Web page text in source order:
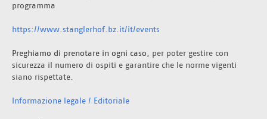
programma
https://www.stanglerhof.bz.it/it/events
Preghiamo di prenotare in ogni caso, per poter gestire con
sicurezza il numero di ospiti e garantire che le norme vigenti
siano rispettate.
Informazione legale / Editoriale